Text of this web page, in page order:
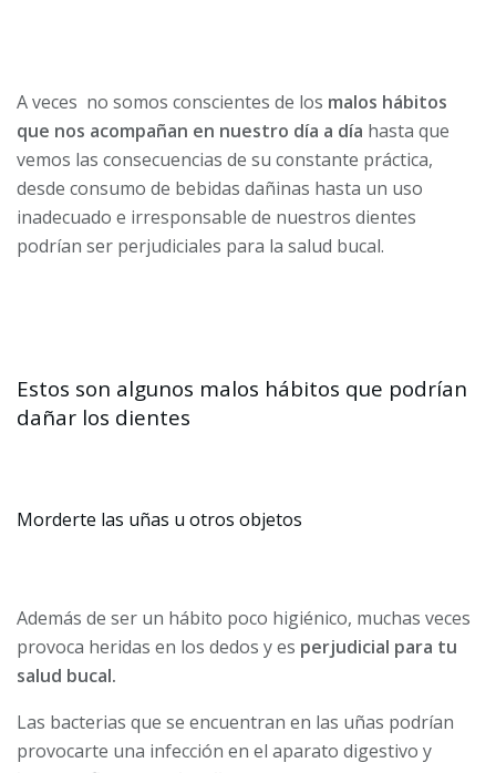
A veces no somos conscientes de los malos hábitos
que nos acompañan en nuestro día a día hasta que
vemos las consecuencias de su constante práctica,
desde consumo de bebidas dañinas hasta un uso
inadecuado e irresponsable de nuestros dientes
podrían ser perjudiciales para la salud bucal.
Estos son algunos malos hábitos que podrían
dañar los dientes
Morderte las uñas u otros objetos
Además de ser un hábito poco higiénico, muchas veces
provoca heridas en los dedos y es perjudicial para tu
salud bucal.
Las bacterias que se encuentran en las uñas podrían
provocarte una infección en el aparato digestivo y